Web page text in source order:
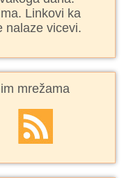
Linkovi ka
nalaze vicevi.
mrežama